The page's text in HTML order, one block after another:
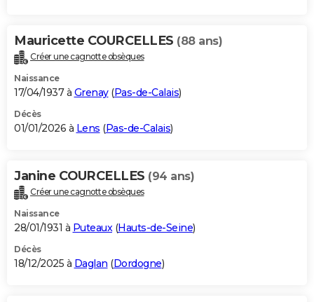
Carte de Noël
Carte Bonne année
Carte Saint-Valentin
Carte Pâques
Carte d'anniversaire
DICTIONNAIRE
Dictionnaire
Biographies
Citations
Expressions
Proverbes
PROGRAMME TV
S'inscrire
Se connecter
Lycées
Collèges
Primaires
Universités
Entreprises
Service militaire
Avis de recherche
AVIS DE DÉCÈS
Bricolage
Lifestyle
Culture
Sport
Auto
Television
Voyage
Cinema
Mauricette COURCELLES (88 ans)
Créer une cagnotte obsèques
Naissance
17/04/1937 à Grenay(Pas-de-Calais)
Décès
01/01/2026 à Lens (Pas-de-Calais)
Janine COURCELLES (94 ans)
Créer une cagnotte obsèques
Naissance
28/01/1931 à Puteaux(Hauts-de-Seine)
Décès
18/12/2025 à Daglan (Dordogne)